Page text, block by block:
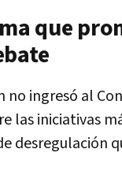
que
no ingresó al
las iniciativas
desregulación